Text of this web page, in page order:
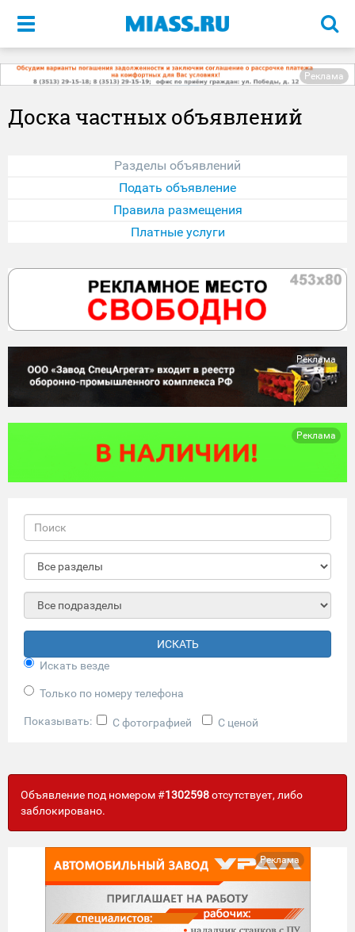
Меню
Реклама
Доска частных объявлений
Разделы объявлений
Подать объявление
Правила размещения
Платные услуги
Реклама
Реклама
ИСКАТЬ
Искать везде
Только по номеру телефона
Показывать: С фотографией С ценой
Объявление под номером #1302598отсутствует, либо
заблокировано.
Реклама